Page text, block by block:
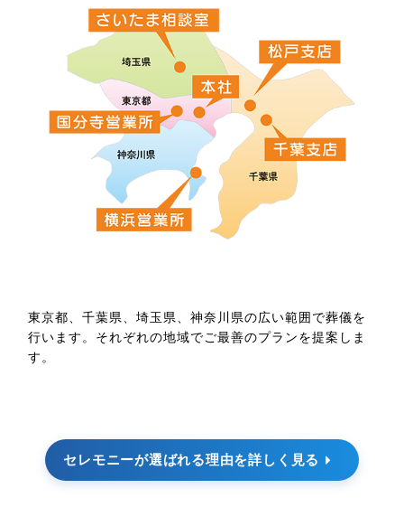
東京都、千葉県、埼玉県、神奈川県の広い範囲で葬儀を
行います。それぞれの地域でご最善のプランを提案しま
す。
セレモニーが選ばれる理由を詳しく見る